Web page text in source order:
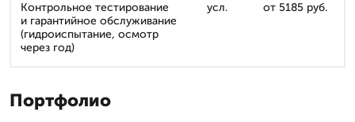
Контрольное тестирование
и гарантийное обслуживание
(гидроиспытание, осмотр
через год)
усл. от 5185 руб.
Портфолио